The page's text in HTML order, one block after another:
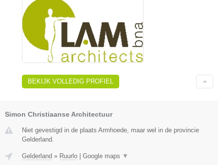
BEKIJK VOLLEDIG PROFIEL
Simon Christiaanse Architectuur
Niet gevestigd in de plaats Armhoede, maar wel in de provincie
Gelderland.
Gelderland » Ruurlo Google maps ▼